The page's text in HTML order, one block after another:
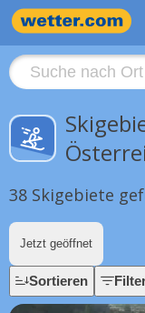
38 Skigebiete
Jetzt geöffnet
Sortieren